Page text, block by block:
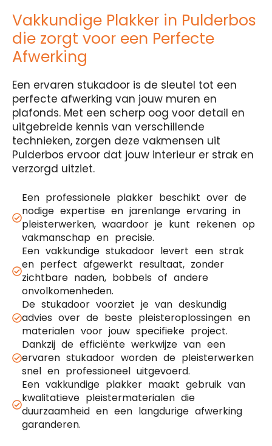
Vakkundige Plakker in Pulderbos
die zorgt voor een Perfecte
Afwerking
Een ervaren stukadoor is de sleutel tot een
perfecte afwerking van jouw muren en
plafonds. Met een scherp oog voor detail en
uitgebreide kennis van verschillende
technieken, zorgen deze vakmensen uit
Pulderbos ervoor dat jouw interieur er strak en
verzorgd uitziet.
Een professionele plakker beschikt over de
nodige expertise en jarenlange ervaring in
pleisterwerken, waardoor je kunt rekenen op
vakmanschap en precisie.
Een vakkundige stukadoor levert een strak
en perfect afgewerkt resultaat, zonder
zichtbare naden, bobbels of andere
onvolkomenheden.
De stukadoor voorziet je van deskundig
advies over de beste pleisteroplossingen en
materialen voor jouw specifieke project.
Dankzij de efficiënte werkwijze van een
ervaren stukadoor worden de pleisterwerken
snel en professioneel uitgevoerd.
Een vakkundige plakker maakt gebruik van
kwalitatieve pleistermaterialen die
duurzaamheid en een langdurige afwerking
garanderen.